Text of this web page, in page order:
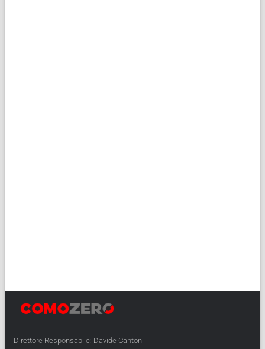
Direttore Responsabile: Davide Cantoni